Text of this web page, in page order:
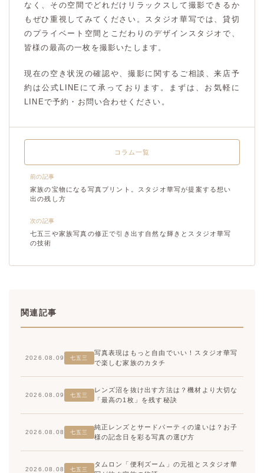
なく、その空間でどれだけリラックスして撮影できるか
もぜひ重視してみてください。スタジオ華写では、貸切
のプライベート空間とこだわりのデザインスタジオで、
皆様の最高の一枚を撮影いたします。
現在の空き状況の確認や、撮影に関するご相談、来店予
約は公式LINEにて承っております。まずは、お気軽に
LINEで予約・お問い合わせください。
前の記事
家族の宝物になる写真プリント。スタジオ華写が提案する想い
出の残し方
コラム一覧
次の記事
七五三や家族写真の修正で引き出す自然な輝きとスタジオ華写
の技術
関連記事
2026.08.09 七五三
写真表現はもっと自由でいい！スタジオ華写
で楽しむ家族のカタチ
2026.08.09 七五三
レンズ沼を抜け出す方法は？機材より大切な
「最高の1枚」を残す秘訣
2026.08.08 七五三
純正レンズとサードパーティの違いは？お子
様の記念日を彩る写真の選び方
2026.08.08 七五三
タムロン「便利ズーム」の元祖とスタジオ華